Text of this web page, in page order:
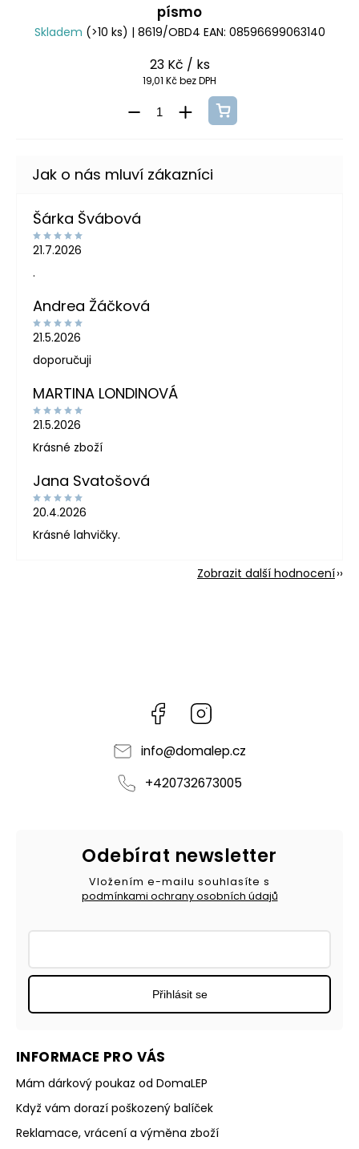
písmo
Skladem (>10 ks) | 8619/OBD4 EAN: 08596699063140
23 Kč / ks
19,01 Kč bez DPH
Šárka Švábová
21.7.2026
.
Andrea Žáčková
21.5.2026
doporučuji
MARTINA LONDINOVÁ
21.5.2026
Krásné zboží
Jana Svatošová
20.4.2026
Krásné lahvičky.
Zobrazit další hodnocení
Facebook
info@domalep.cz
+420732673005
INFORMACE PRO VÁS
Mám dárkový poukaz od DomaLEP
Když vám dorazí poškozený balíček
Reklamace, vrácení a výměna zboží
Odebírat newsletter
Vložením e-mailu souhlasíte s
podmínkami ochrany osobních údajů
Přihlásit se